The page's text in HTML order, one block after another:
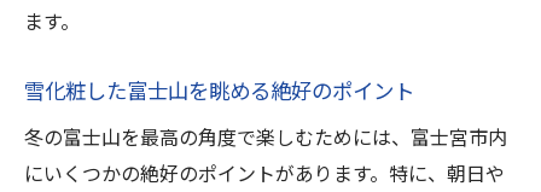
静岡県富士宮市での星空観察の楽しみ
星空の下、ソロキャンプを満喫するための
コツ
ます。
雪化粧した富士山を眺める絶好のポイント
冬の富士山を最高の角度で楽しむためには、富士宮市内
にいくつかの絶好のポイントがあります。特に、朝日や